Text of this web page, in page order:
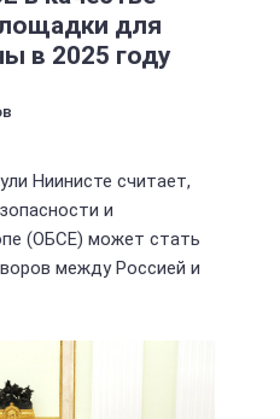
для
в 2025 году
Ниинисте считает,
и
(ОБСЕ) может стать
между Россией и